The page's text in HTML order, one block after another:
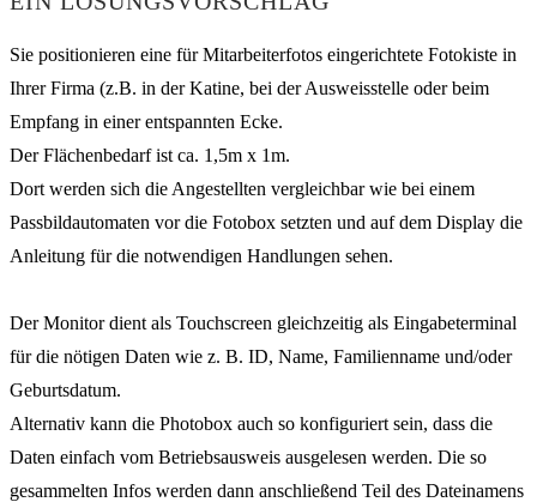
Sie positionieren eine für Mitarbeiterfotos eingerichtete Fotokiste in
Ihrer Firma (z.B. in der Katine, bei der Ausweisstelle oder beim
Empfang in einer entspannten Ecke.
Der Flächenbedarf ist ca. 1,5m x 1m.
Dort werden sich die Angestellten vergleichbar wie bei einem
Passbildautomaten vor die Fotobox setzten und auf dem Display die
Anleitung für die notwendigen Handlungen sehen.
Der Monitor dient als Touchscreen gleichzeitig als Eingabeterminal
für die nötigen Daten wie z. B. ID, Name, Familienname und/oder
Geburtsdatum.
Alternativ kann die Photobox auch so konfiguriert sein, dass die
Daten einfach vom Betriebsausweis ausgelesen werden. Die so
gesammelten Infos werden dann anschließend Teil des Dateinamens